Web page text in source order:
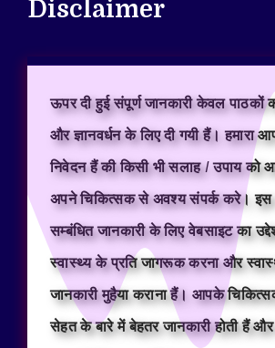
Disclaimer
ऊपर दी हुई संपूर्ण जानकारी केवल पाठकों
और ज्ञानवर्धन के लिए दी गयी हैं। हमारा
निवेदन हैं की किसी भी सलाह / उपाय को
अपने चिकित्सक से अवश्य संपर्क करे। इस
सम्बंधित जानकारी के लिए वेबसाइट का
स्वास्थ्य के प्रति जागरूक करना और
जानकारी मुहैया कराना हैं। आपके
सेहत के बारे में बेहतर जानकारी होती हैं